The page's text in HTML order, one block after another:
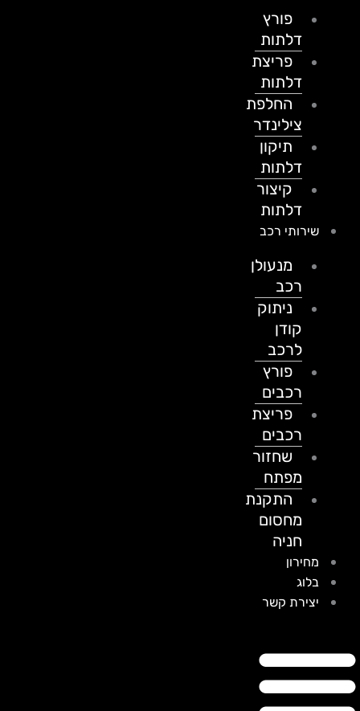
פורץ
דלתות
פריצת
דלתות
החלפת
צילינדר
תיקון
דלתות
קיצור
דלתות
שירותי רכב
מנעולן
ניתוק
לרכב
פורץ
רכבים
פריצת
רכבים
שחזור
מפתח
התקנת
מחסום
חניה
מחירון
בלוג
יצירת קשר